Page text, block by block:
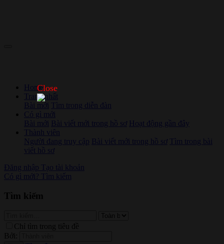
Home
Trang nhất
Bài mới
Tìm trong diễn đàn
Có gì mới
Bài mới Bài viết mới trong hồ sơ Hoạt động gần đây
Thành viên
Người đang truy cập Bài viết mới trong hồ sơ Tìm trong bài
viết hồ sơ
Đăng nhập Tạo tài khoản
Có gì mới? Tìm kiếm
Tìm kiếm
Chỉ tìm trong tiêu đề
Bởi:
Close